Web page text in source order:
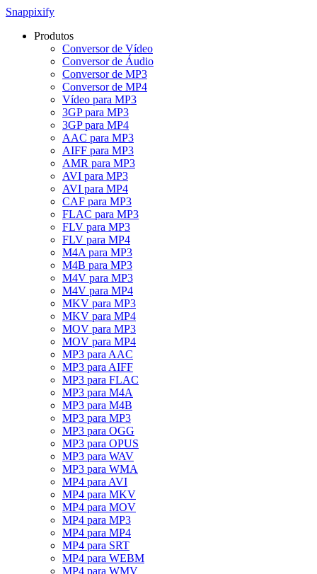
Snappixify
Produtos
Conversor de Vídeo
Conversor de Áudio
Conversor de MP3
Conversor de MP4
Vídeo para MP3
3GP para MP3
3GP para MP4
AAC para MP3
AIFF para MP3
AMR para MP3
AVI para MP3
AVI para MP4
CAF para MP3
FLAC para MP3
FLV para MP3
FLV para MP4
M4A para MP3
M4B para MP3
M4V para MP3
M4V para MP4
MKV para MP3
MKV para MP4
MOV para MP3
MOV para MP4
MP3 para AAC
MP3 para AIFF
MP3 para FLAC
MP3 para M4A
MP3 para M4B
MP3 para MP3
MP3 para OGG
MP3 para OPUS
MP3 para WAV
MP3 para WMA
MP4 para AVI
MP4 para MKV
MP4 para MOV
MP4 para MP3
MP4 para MP4
MP4 para SRT
MP4 para WEBM
MP4 para WMV